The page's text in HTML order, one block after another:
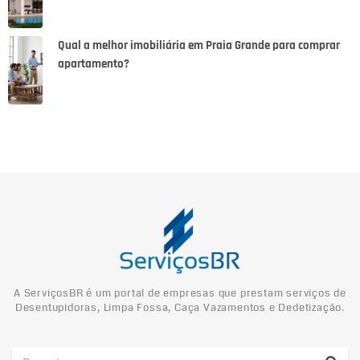
Qual a melhor imobiliária em Praia Grande para comprar
apartamento?
A ServiçosBR é um portal de empresas que prestam serviços de
Desentupidoras, Limpa Fossa, Caça Vazamentos e Dedetização.